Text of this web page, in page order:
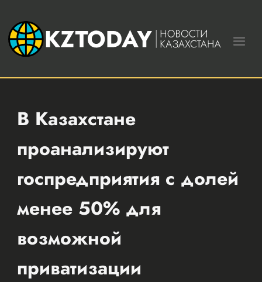
В Казахстане
проанализируют
госпредприятия с долей
менее 50% для
возможной
приватизации